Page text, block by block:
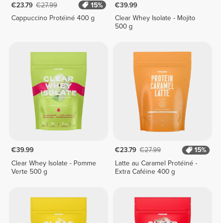
€23.79 €27.99
15%
Cappuccino Protéiné 400 g
€39.99
Clear Whey Isolate - Mojito
500 g
€39.99
Clear Whey Isolate - Pomme
Verte 500 g
€23.79 €27.99
15%
Latte au Caramel Protéiné -
Extra Caféine 400 g